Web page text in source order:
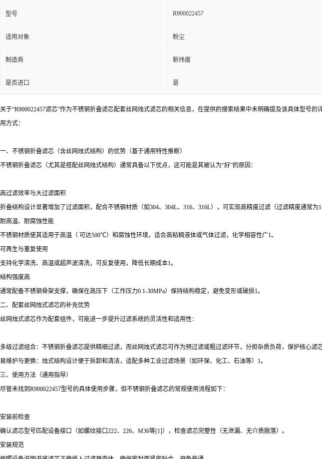
型号 R900022457
适用对象 粉尘
制造商 新纬度
是否进口 是
关于“R900022457滤芯”作为不锈钢折叠滤芯配套丝网烛式滤芯的相关信息，在提供的搜索结果中未明确提及该具体型
用方式：
一、不锈钢折叠滤芯（含丝网烛式结构）的优势（基于通用特性推断）
不锈钢折叠滤芯（尤其是搭配丝网烛式结构）通常具备以下优点，这可能是其被认为“好”的原因：
高过滤效率与大过滤面积
折叠结构设计显著增加了过滤面积，配合不锈钢材质（如304、304L、316、316L），可实现高精度过滤（过滤精度通常为
耐高温、耐腐蚀性能
不锈钢材质使其适用于高温（ 可达500℃）和腐蚀性环境，适合高粘稠液体或气体过滤，化学相容性广1。
可再生与重复使用
支持化学清洗、高温或超声波清洗，可反复使用，降低长期成本1。
结构强度高
通常配备不锈钢骨架支撑，确保在高压下（工作压力0.1-30MPa）保持结构稳定，避免变形或破损1。
二、配套丝网烛式滤芯的补充优势
丝网烛式滤芯作为配套组件，可能进一步提升过滤系统的灵活性和适用性：
多级过滤组合：不锈钢折叠滤芯提供精细过滤，而丝网烛式滤芯可作为预过滤或粗过滤环节，分担杂质负荷，保护核心滤芯
易维护与更换：烛式结构设计便于拆卸和清洁，适配多种工业过滤场景（如环保、化工、石油等）1。
三、使用方法（通用指导）
尽管未找到R900022457型号的具体使用步骤，但不锈钢折叠滤芯的常规使用流程如下：
安装前检查
确认滤芯型号匹配设备接口（如螺纹接口222、226、M36等[1]），检查滤芯完整性（无泄漏、无介质脱落）。
安装规范